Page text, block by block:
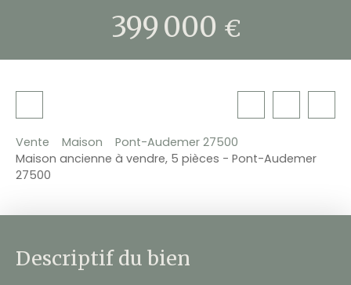
399 000 €
Vente Maison
Pont-Audemer 27500
Maison ancienne à vendre, 5 pièces - Pont-Audemer
27500
Descriptif du bien